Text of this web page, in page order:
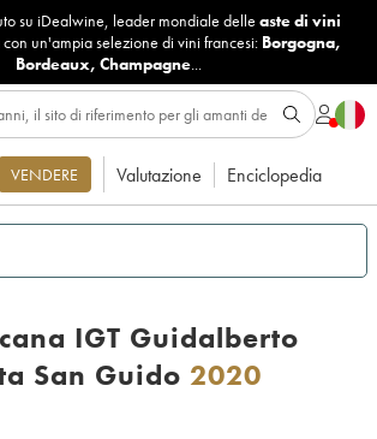
su iDealwine, leader mondiale delle aste di vini
un'ampia selezione di vini francesi: Borgogna,
Bordeaux, Champagne...
VENDERE Valutazione Enciclopedia
IGT Guidalberto
San Guido 2020